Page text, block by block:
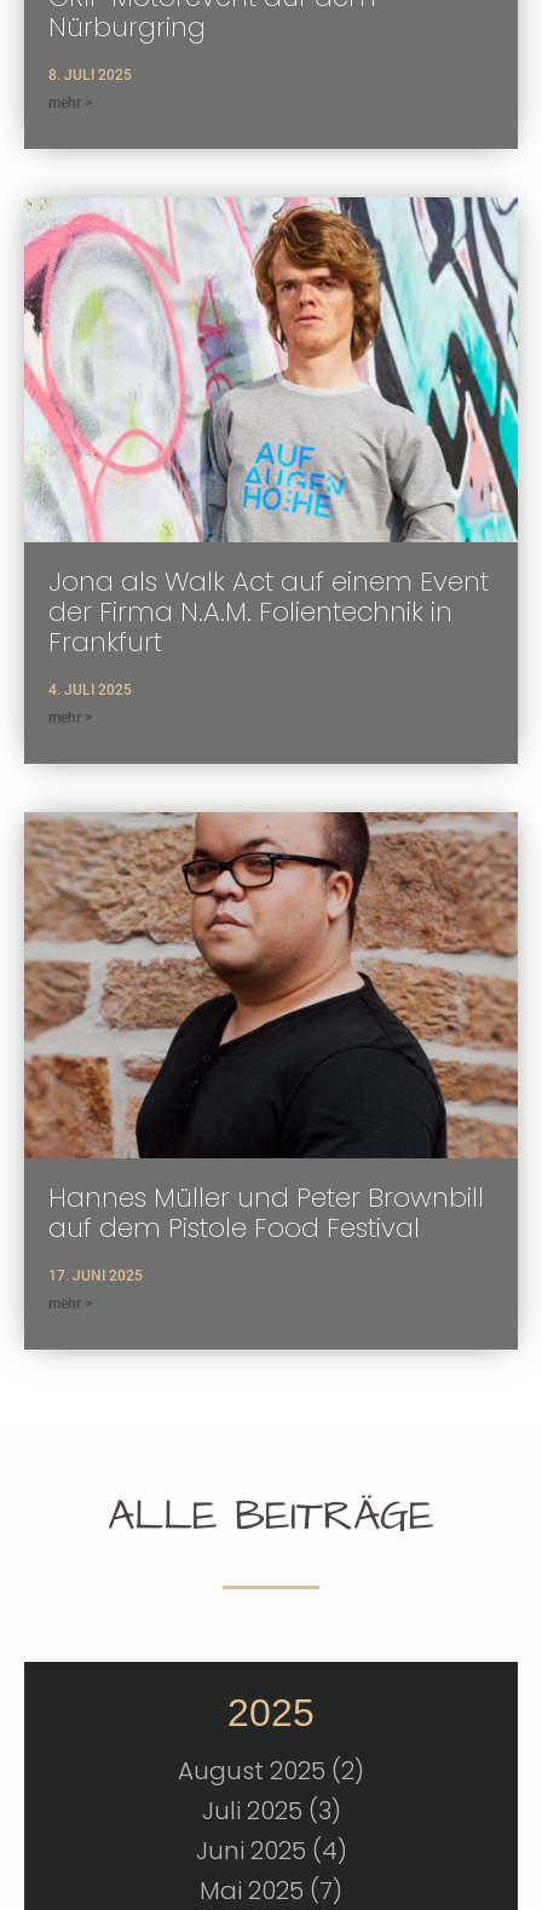
Nürburgring
8. JULI 2025
mehr >
Jona als Walk Act auf einem Event
der Firma N.A.M. Folientechnik in
Frankfurt
4. JULI 2025
mehr >
Hannes Müller und Peter Brownbill
auf dem Pistole Food Festival
17. JUNI 2025
mehr >
ALLE BEITRÄGE
2025
August 2025 (2)
Juli 2025 (3)
Juni 2025 (4)
Mai 2025 (7)